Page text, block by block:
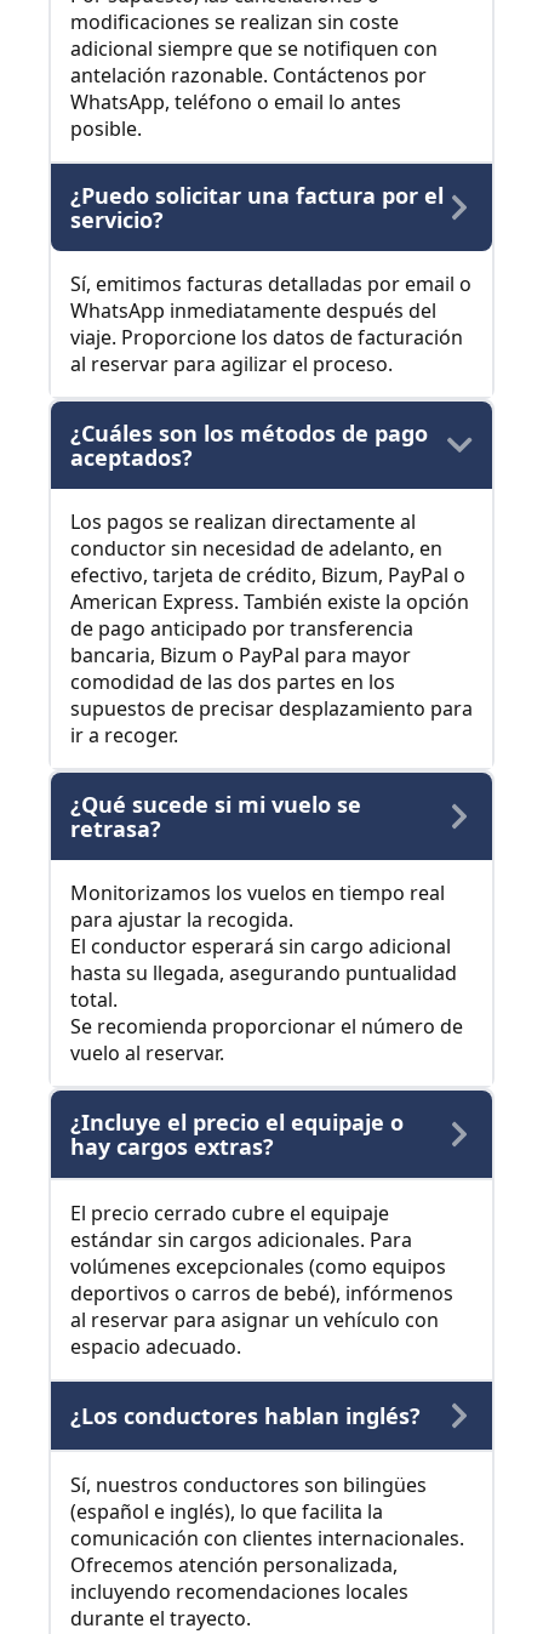
modificaciones se realizan sin coste
adicional siempre que se notifiquen con
antelación razonable. Contáctenos por
WhatsApp, teléfono o email lo antes
posible.
¿Puedo solicitar una factura por el
servicio?
Sí, emitimos facturas detalladas por email o
WhatsApp inmediatamente después del
viaje. Proporcione los datos de facturación
al reservar para agilizar el proceso.
¿Cuáles son los métodos de pago
aceptados?
Los pagos se realizan directamente al
conductor sin necesidad de adelanto, en
efectivo, tarjeta de crédito, Bizum, PayPal o
American Express. También existe la opción
de pago anticipado por transferencia
bancaria, Bizum o PayPal para mayor
comodidad de las dos partes en los
supuestos de precisar desplazamiento para
ir a recoger.
¿Qué sucede si mi vuelo se
retrasa?
Monitorizamos los vuelos en tiempo real
para ajustar la recogida.
El conductor esperará sin cargo adicional
hasta su llegada, asegurando puntualidad
total.
Se recomienda proporcionar el número de
vuelo al reservar.
¿Incluye el precio el equipaje o
hay cargos extras?
El precio cerrado cubre el equipaje
estándar sin cargos adicionales. Para
volúmenes excepcionales (como equipos
deportivos o carros de bebé), infórmenos
al reservar para asignar un vehículo con
espacio adecuado.
¿Los conductores hablan inglés?
Sí, nuestros conductores son bilingües
(español e inglés), lo que facilita la
comunicación con clientes internacionales.
Ofrecemos atención personalizada,
incluyendo recomendaciones locales
durante el trayecto.